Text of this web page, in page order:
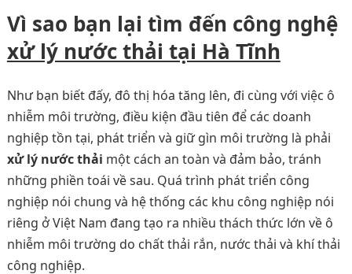
Vì sao bạn lại tìm đến công nghệ
xử lý nước thải tại Hà Tĩnh
Như bạn biết đấy, đô thị hóa tăng lên, đi cùng với việc ô
nhiễm môi trường, điều kiện đầu tiên để các doanh
nghiệp tồn tại, phát triển và giữ gìn môi trường là phải
xử lý nước thải một cách an toàn và đảm bảo, tránh
những phiền toái về sau. Quá trình phát triển công
nghiệp nói chung và hệ thống các khu công nghiệp nói
riêng ở Việt Nam đang tạo ra nhiều thách thức lớn về ô
nhiễm môi trường do chất thải rắn, nước thải và khí thải
công nghiệp.